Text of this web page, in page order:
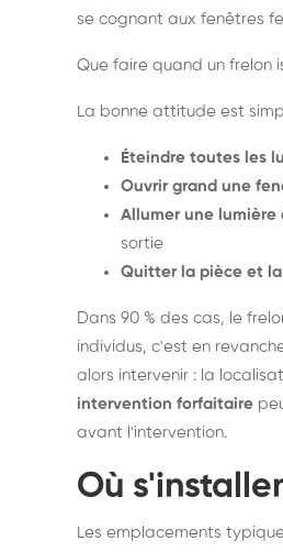
se cognant aux fenêtres
Que faire quand un frelon
La bonne attitude est
Éteindre toutes les
Ouvrir grand une
Allumer une lumière
sortie
Quitter la pièce et
Dans 90 % des cas, le
individus, c'est en
alors intervenir : la
intervention forfaitaire
avant l'intervention.
Où
Les emplacements